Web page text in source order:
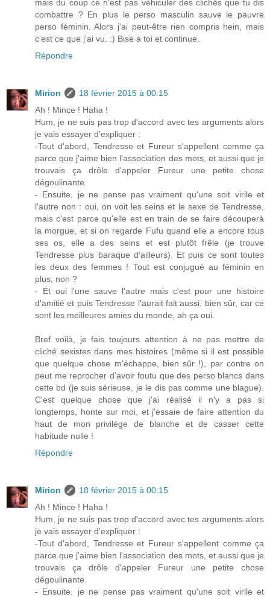
mais du coup ce n'est pas véhiculer des clichés que tu dis
combattre ? En plus le perso masculin sauve le pauvre
perso féminin. Alors j'ai peut-être rien compris hein, mais
c'est ce que j'ai vu. :) Bise à toi et continue.
Répondre
Mirion
18 février 2015 à 00:15
Ah ! Mince ! Haha !
Hum, je ne suis pas trop d'accord avec tes arguments alors
je vais essayer d'expliquer :
-Tout d'abord, Tendresse et Fureur s'appellent comme ça
parce que j'aime bien l'association des mots, et aussi que je
trouvais ça drôle d'appeler Fureur une petite chose
dégoulinante.
- Ensuite, je ne pense pas vraiment qu'une soit virile et
l'autre non : oui, on voit les seins et le sexe de Tendresse,
mais c'est parce qu'elle est en train de se faire découperà
la morgue, et si on regarde Fufu quand elle a encore tous
ses os, elle a des seins et est plutôt frêle (je trouve
Tendresse plus baraque d'ailleurs). Et puis ce sont toutes
les deux des femmes ! Tout est conjugué au féminin en
plus, non ?
- Et oui l'une sauve l'autre mais c'est pour une histoire
d'amitié et puis Tendresse l'aurait fait aussi, bien sûr, car ce
sont les meilleures amies du monde, ah ça oui.
Bref voilà, je fais toujours attention à ne pas mettre de
cliché sexistes dans mes histoires (même si il est possible
que quelque chose m'échappe, bien sûr !), par contre on
peut me reprocher d'avoir foutu que des perso blancs dans
cette bd (je suis sérieuse, je le dis pas comme une blague).
C'est quelque chose que j'ai réalisé il n'y a pas si
longtemps, honte sur moi, et j'essaie de faire attention du
haut de mon privilège de blanche et de casser cette
habitude nulle !
Répondre
Mirion
18 février 2015 à 00:15
Ah ! Mince ! Haha !
Hum, je ne suis pas trop d'accord avec tes arguments alors
je vais essayer d'expliquer :
-Tout d'abord, Tendresse et Fureur s'appellent comme ça
parce que j'aime bien l'association des mots, et aussi que je
trouvais ça drôle d'appeler Fureur une petite chose
dégoulinante.
- Ensuite, je ne pense pas vraiment qu'une soit virile et